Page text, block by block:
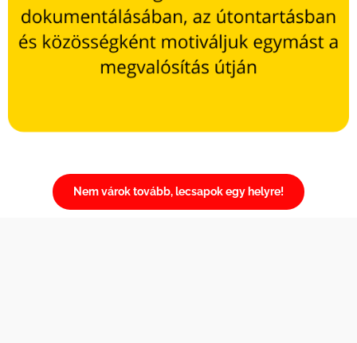
Nem várok tovább, lecsapok egy helyre!